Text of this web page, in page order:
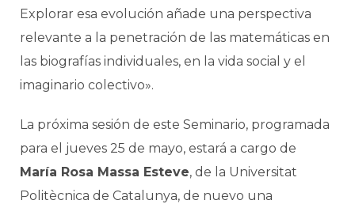
Explorar esa evolución añade una perspectiva
relevante a la penetración de las matemáticas en
las biografías individuales, en la vida social y el
imaginario colectivo».
La próxima sesión de este Seminario, programada
para el jueves 25 de mayo, estará a cargo de
María Rosa Massa Esteve, de la Universitat
Politècnica de Catalunya, de nuevo una